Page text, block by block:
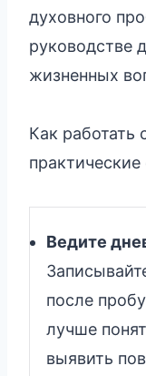
духовного
руководстве
жизненных
Как работать
Ведите
после
лучше
выявить